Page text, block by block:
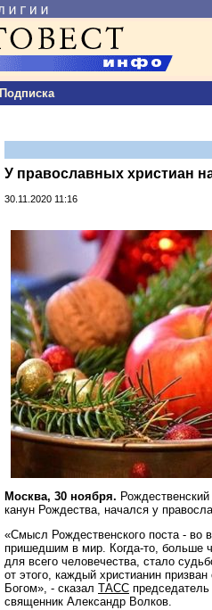
Подписка
У православных христиан
30.11.2020 11:16
Москва, 30 ноября.
канун Рождества, начался у
«Смысл Рождественского поста - во
пришедшим в мир. Когда-то, больше
для всего человечества, стало
от этого, каждый христианин
Богом», - сказал ТАСС
священник Александр Волков.